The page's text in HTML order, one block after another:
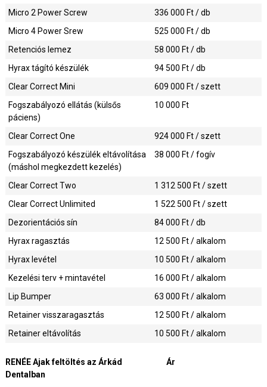
336 000 Ft / db
Micro 2 Power Screw
525 000 Ft / db
Micro 4 Power Srew
58 000 Ft / db
Retenciós lemez
94 500 Ft / db
Hyrax tágító készülék
609 000 Ft / szett
Clear Correct Mini
10 000 Ft
Fogszabályozó ellátás (külsős
páciens)
924 000 Ft / szett
Clear Correct One
38 000 Ft / fogív
Fogszabályozó készülék eltávolítása
(máshol megkezdett kezelés)
1 312 500 Ft / szett
Clear Correct Two
1 522 500 Ft / szett
Clear Correct Unlimited
84 000 Ft / db
Dezorientációs sín
12 500 Ft / alkalom
Hyrax ragasztás
10 500 Ft / alkalom
Hyrax levétel
16 000 Ft / alkalom
Kezelési terv + mintavétel
63 000 Ft / alkalom
Lip Bumper
12 500 Ft / alkalom
Retainer visszaragasztás
10 500 Ft / alkalom
Retainer eltávolítás
RENÉE Ajak feltöltés az Árkád
Dentalban
Ár